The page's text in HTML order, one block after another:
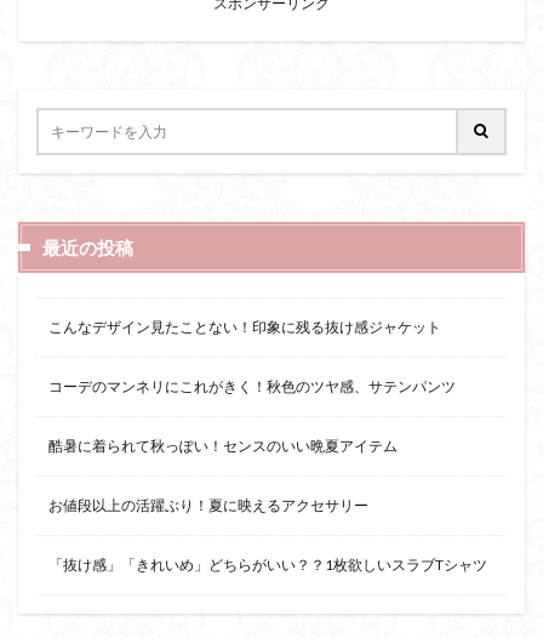
最近の投稿
こんなデザイン見たことない！印象に残る抜け感ジャケット
コーデのマンネリにこれがきく！秋色のツヤ感、サテンパンツ
酷暑に着られて秋っぽい！センスのいい晩夏アイテム
お値段以上の活躍ぶり！夏に映えるアクセサリー
「抜け感」「きれいめ」どちらがいい？？1枚欲しいスラブTシャツ